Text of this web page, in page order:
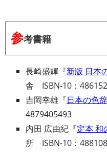
参考書籍
長崎盛輝『新版 日本
舎 ISBN-10：
吉岡幸雄『日本の色
4879405493
内田 広由紀『定本 和
所 ISBN-10：